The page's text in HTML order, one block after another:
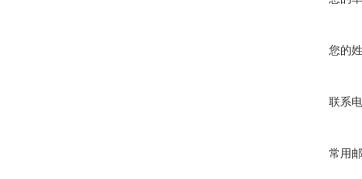
您的
联系
常用